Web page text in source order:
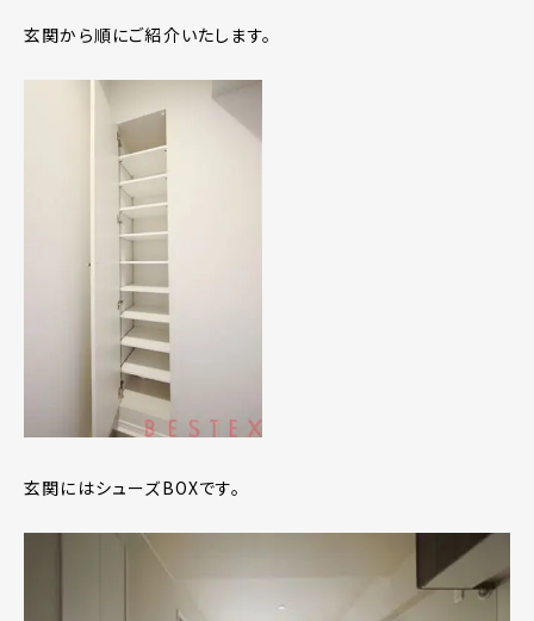
玄関から順にご紹介いたします。
玄関にはシューズBOXです。